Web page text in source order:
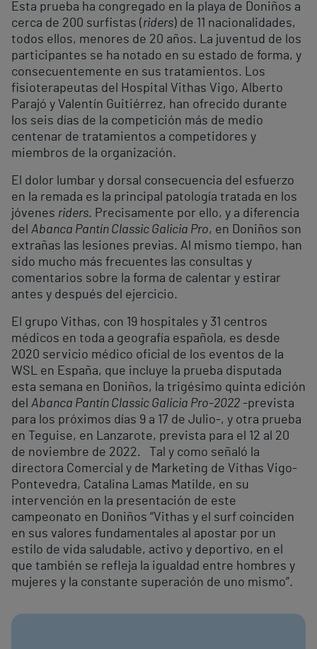
Esta prueba ha congregado en la playa de Doniños a
cerca de 200 surfistas (riders) de 11 nacionalidades,
todos ellos, menores de 20 años. La juventud de los
participantes se ha notado en su estado de forma, y
consecuentemente en sus tratamientos. Los
fisioterapeutas del Hospital Vithas Vigo, Alberto
Parajó y Valentín Guitiérrez, han ofrecido durante
los seis días de la competición más de medio
centenar de tratamientos a competidores y
miembros de la organización.
El dolor lumbar y dorsal consecuencia del esfuerzo
en la remada es la principal patología tratada en los
jóvenes riders. Precisamente por ello, y a diferencia
del Abanca Pantín Classic Galicia Pro, en Doniños son
extrañas las lesiones previas. Al mismo tiempo, han
sido mucho más frecuentes las consultas y
comentarios sobre la forma de calentar y estirar
antes y después del ejercicio.
El grupo Vithas, con 19 hospitales y 31 centros
médicos en toda a geografía española, es desde
2020 servicio médico oficial de los eventos de la
WSL en España, que incluye la prueba disputada
esta semana en Doniños, la trigésimo quinta edición
del Abanca Pantín Classic Galicia Pro-2022 -prevista
para los próximos días 9 a 17 de Julio-, y otra prueba
en Teguise, en Lanzarote, prevista para el 12 al 20
de noviembre de 2022. Tal y como señaló la
directora Comercial y de Marketing de Vithas Vigo-
Pontevedra, Catalina Lamas Matilde, en su
intervención en la presentación de este
campeonato en Doniños “Vithas y el surf coinciden
en sus valores fundamentales al apostar por un
estilo de vida saludable, activo y deportivo, en el
que también se refleja la igualdad entre hombres y
mujeres y la constante superación de uno mismo”.